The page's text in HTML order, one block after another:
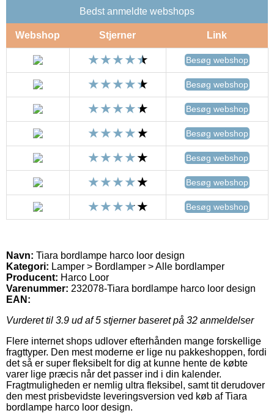
Bedst anmeldte webshops
Webshop Stjerner Link
Besøg webshop
Besøg webshop
Besøg webshop
Besøg webshop
Besøg webshop
Besøg webshop
Besøg webshop
Navn: Tiara bordlampe harco loor design
Kategori: Lamper > Bordlamper > Alle bordlamper
Producent: Harco Loor
Varenummer: 232078-Tiara bordlampe harco loor design
EAN:
Vurderet til 3.9 ud af 5 stjerner baseret på 32 anmeldelser
Flere internet shops udlover efterhånden mange forskellige
fragttyper. Den mest moderne er lige nu pakkeshoppen, fordi
det så er super fleksibelt for dig at kunne hente de købte
varer lige præcis når det passer ind i din kalender.
Fragtmuligheden er nemlig ultra fleksibel, samt tit derudover
den mest prisbevidste leveringsversion ved køb af Tiara
bordlampe harco loor design.